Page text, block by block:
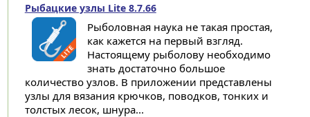
Рыбацкие узлы Lite 8.7.66
Рыболовная наука не такая простая,
как кажется на первый взгляд.
Настоящему рыболову необходимо
знать достаточно большое
количество узлов. В приложении представлены
узлы для вязания крючков, поводков, тонких и
толстых лесок, шнура...